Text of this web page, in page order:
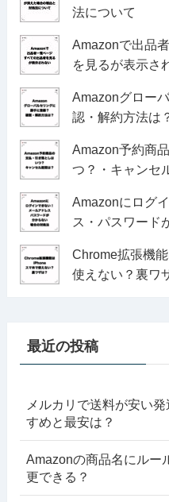
法について
Amazonで出品
を見るが表示さ
Amazonグロー
認・解約方法は
Amazon予約商
つ？・キャンセ
Amazonにログ
ス・パスワード
Chrome拡張機
使えない？裏ワ
最近の投稿
メルカリで送料が安い
すめと最安は？
Amazonの商品名にルー
更できる？